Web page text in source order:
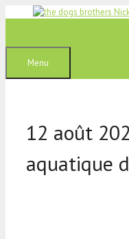
Menu
12 août
aquatique